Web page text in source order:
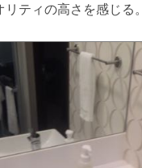
ティの高さを感じる。